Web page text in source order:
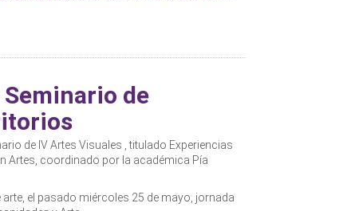
de
de IV Artes Visuales , titulado Experiencias
Artes, coordinado por la académica Pía
el pasado miércoles 25 de mayo, jornada